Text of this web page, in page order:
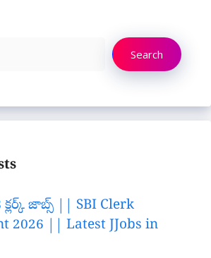
Search
జాబ్స్ || SBI Clerk
2026 || Latest JJobs in